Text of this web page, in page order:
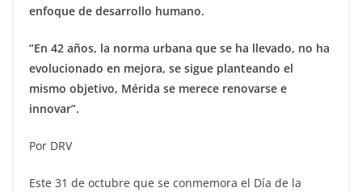
enfoque de desarrollo humano.
“En 42 años, la norma urbana que se ha llevado, no ha
evolucionado en mejora, se sigue planteando el
mismo objetivo, Mérida se merece renovarse e
innovar”.
Por DRV
Este 31 de octubre que se conmemora el Día de la